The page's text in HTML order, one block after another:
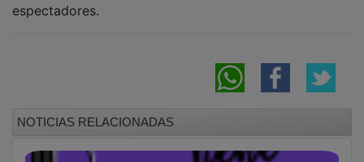
Encuentro Regional de Cuerda Frotada